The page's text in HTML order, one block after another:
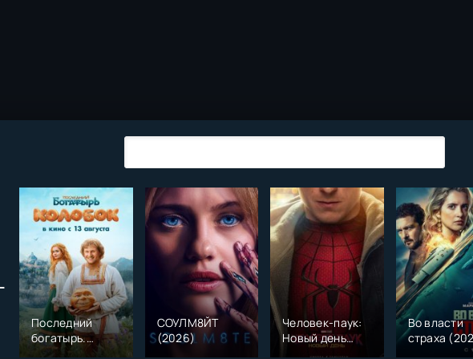
Последний
богатырь.
Колобок (2026)
СОУЛМ8ЙТ
(2026)
Человек-паук:
Новый день
(2026)
Во власти
страха